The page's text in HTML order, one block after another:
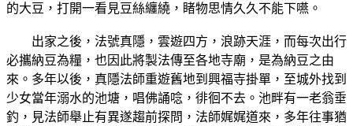
的大豆，打開一看見豆絲纏繞，睹物思情久久不能下嚥。
出家之後，法號真隱，雲遊四方，浪跡天涯，而每次出行
必攜納豆為糧，也因此將製法傳至各地寺廟，是為納豆之由
來。多年以後，真隱法師重遊舊地到興福寺掛單，至城外找到
少女當年溺水的池塘，唱佛誦唸，徘徊不去。池畔有一老翁垂
釣，見法師舉止有異遂趨前探問，法師娓娓道來，多年往事猶